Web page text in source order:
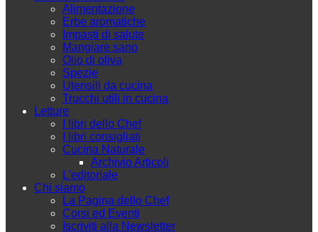
Alimentazione
Erbe aromatiche
Impasti di salute
Mangiare sano
Olio di oliva
Spezie
Utensili da cucina
Trucchi utili in cucina
Letture
I libri dello Chef
I libri consigliati
Cucina Naturale
Archivio Articoli
L'editoriale
Chi siamo
La Pagina dello Chef
Corsi ed Eventi
Iscriviti alla Newsletter